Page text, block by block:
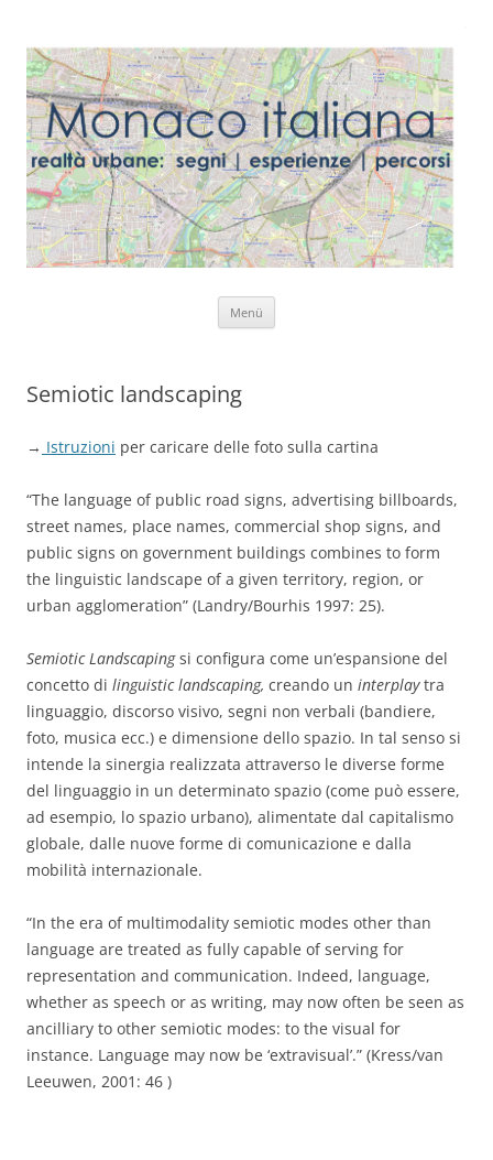
Menü
Semiotic landscaping
→ Istruzioni per caricare delle foto sulla cartina
“The language of public road signs, advertising billboards,
street names, place names, commercial shop signs, and
public signs on government buildings combines to form
the linguistic landscape of a given territory, region, or
urban agglomeration” (Landry/Bourhis 1997: 25).
Semiotic Landscapingsi configura come un’espansione del
concetto di linguistic landscaping, creando un interplaytra
linguaggio, discorso visivo, segni non verbali (bandiere,
foto, musica ecc.) e dimensione dello spazio. In tal senso si
intende la sinergia realizzata attraverso le diverse forme
del linguaggio in un determinato spazio (come può essere,
ad esempio, lo spazio urbano), alimentate dal capitalismo
globale, dalle nuove forme di comunicazione e dalla
mobilità internazionale.
“In the era of multimodality semiotic modes other than
language are treated as fully capable of serving for
representation and communication. Indeed, language,
whether as speech or as writing, may now often be seen as
ancilliary to other semiotic modes: to the visual for
instance. Language may now be ‘extravisual’.” (Kress/van
Leeuwen, 2001: 46 )